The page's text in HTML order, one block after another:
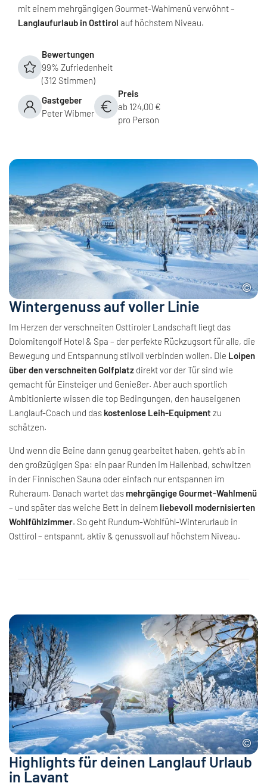
mit einem mehrgängigen Gourmet-Wahlmenü verwöhnt –
Langlaufurlaub in Osttirol auf höchstem Niveau.
Bewertungen
99% Zufriedenheit
(312 Stimmen)
Gastgeber
Peter Wibmer
Preis
ab 124,00 €
pro Person
Wintergenuss auf voller Linie
Im Herzen der verschneiten Osttiroler Landschaft liegt das
Dolomitengolf Hotel & Spa – der perfekte Rückzugsort für alle, die
Bewegung und Entspannung stilvoll verbinden wollen. Die Loipen
über den verschneiten Golfplatz direkt vor der Tür sind wie
gemacht für Einsteiger und Genießer. Aber auch sportlich
Ambitionierte wissen die top Bedingungen, den hauseigenen
Langlauf-Coach und das kostenlose Leih-Equipment zu
schätzen.
Und wenn die Beine dann genug gearbeitet haben, geht’s ab in
den großzügigen Spa: ein paar Runden im Hallenbad, schwitzen
in der Finnischen Sauna oder einfach nur entspannen im
Ruheraum. Danach wartet das mehrgängige Gourmet-Wahlmenü
– und später das weiche Bett in deinem liebevoll modernisierten
Wohlfühlzimmer. So geht Rundum-Wohlfühl-Winterurlaub in
Osttirol – entspannt, aktiv & genussvoll auf höchstem Niveau.
Highlights für deinen Langlauf Urlaub
in Lavant